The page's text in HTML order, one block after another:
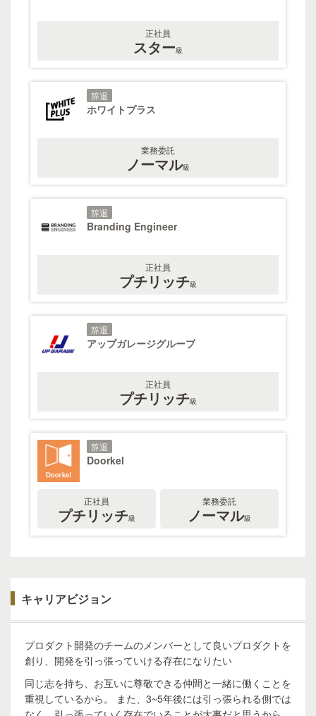
正社員
スター級
辞退
ホワイトプラス
業務委託
ノーマル級
辞退
Branding Engineer
正社員
プチリッチ級
辞退
アップガレージグループ
正社員
プチリッチ級
辞退
Doorkel
正社員
プチリッチ級
業務委託
ノーマル級
キャリアビジョン
プロダクト開発のチームのメンバーとして良いプロダクトを
創り、開発を引っ張っていける存在になりたい
同じ志を持ち、お互いに尊敬できる仲間と一緒に働くことを
重視しているから。 また、3~5年後には引っ張られる側では